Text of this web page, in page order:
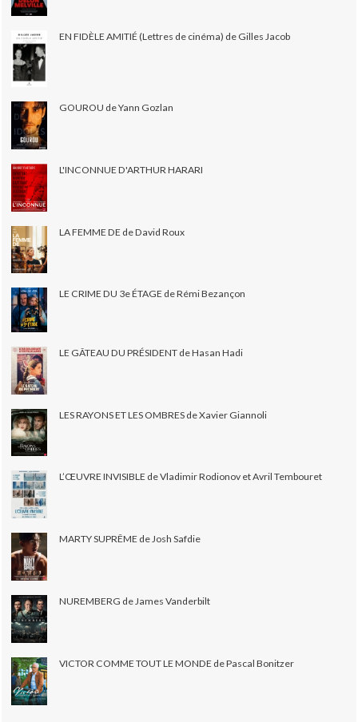
EN FIDÈLE AMITIÉ (Lettres de cinéma) de Gilles Jacob
GOUROU de Yann Gozlan
L'INCONNUE D'ARTHUR HARARI
LA FEMME DE de David Roux
LE CRIME DU 3e ÉTAGE de Rémi Bezançon
LE GÂTEAU DU PRÉSIDENT de Hasan Hadi
LES RAYONS ET LES OMBRES de Xavier Giannoli
L’ŒUVRE INVISIBLE de Vladimir Rodionov et Avril Tembouret
MARTY SUPRÊME de Josh Safdie
NUREMBERG de James Vanderbilt
VICTOR COMME TOUT LE MONDE de Pascal Bonitzer